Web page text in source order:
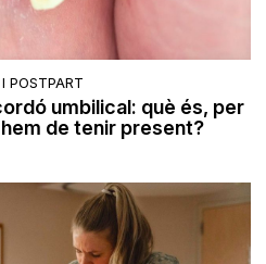
POSTPART
umbilical: què és, per
de tenir present?